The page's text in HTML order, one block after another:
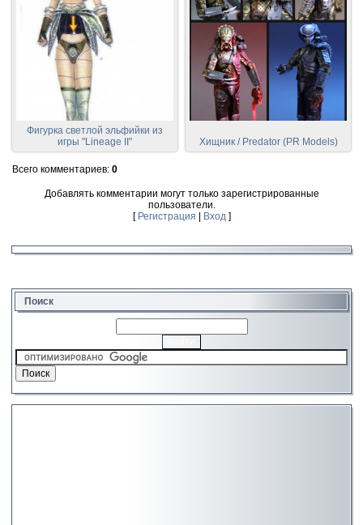
Фигурка светлой эльфийки из
игры "Lineage II"
Хищник / Predator (PR Models)
Всего комментариев: 0
Добавлять комментарии могут только зарегистрированные
пользователи.
[ Регистрация Вход]
Поиск